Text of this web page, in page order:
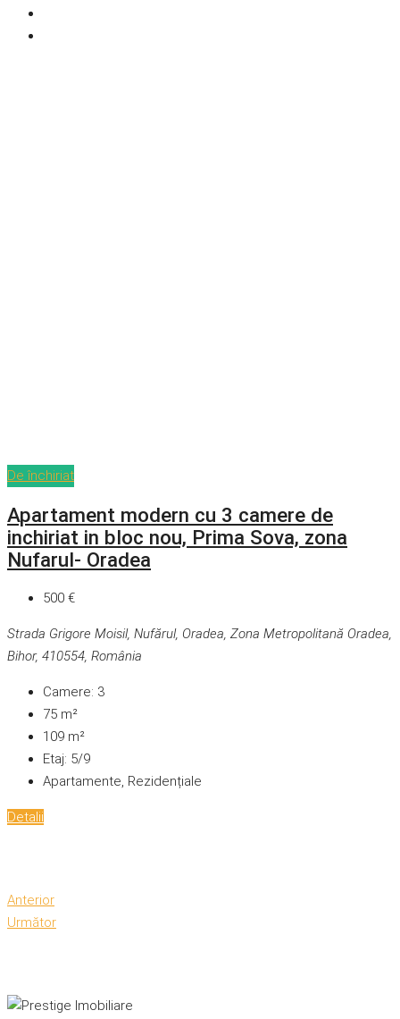
De închiriat
Apartament modern cu 3 camere de
inchiriat in bloc nou, Prima Sova, zona
Nufarul- Oradea
500 €
Strada Grigore Moisil, Nufărul, Oradea, Zona Metropolitană Oradea,
Bihor, 410554, România
Camere: 3
75 m²
109 m²
Etaj: 5/9
Apartamente, Rezidențiale
Detalii
Anterior
Următor